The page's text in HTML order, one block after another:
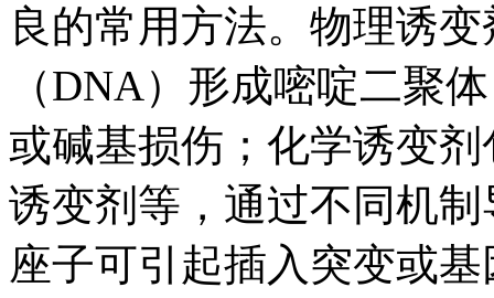
良的常用方法。物理诱
（DNA）形成嘧啶二聚
或碱基损伤；化学诱变
诱变剂等，通过不同机
座子可引起插入突变或